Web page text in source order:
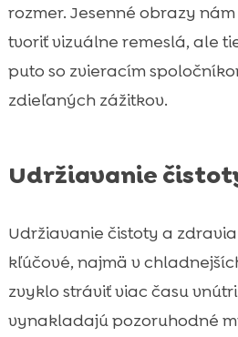
rozmer. Jesenné obrazy
tvoriť vizuálne remeslá, ale
puto so zvieracím
zdieľaných zážitkov.
Udržiavanie
Udržiavanie čistoty a
kľúčové, najmä v
zvyklo stráviť viac času
vynakladajú pozoruhodné